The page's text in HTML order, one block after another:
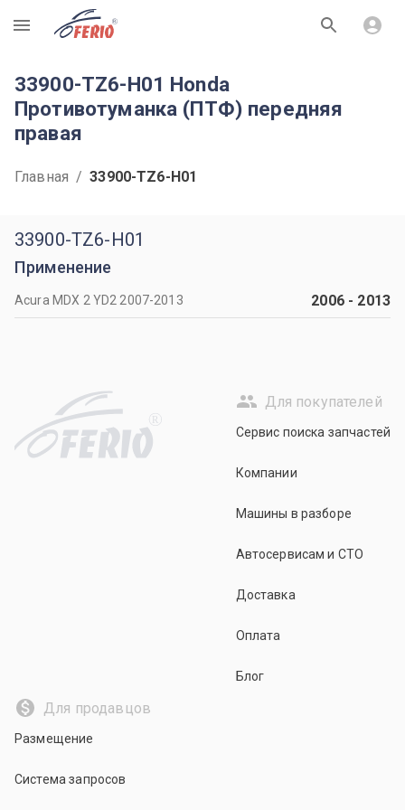
R
33900-TZ6-H01 Honda
Противотуманка (ПТФ) передняя
правая
Главная / 33900-TZ6-H01
33900-TZ6-H01
Применение
Acura MDX 2 YD2 2007-2013 2006- 2013
R
Для покупателей
Сервис поиска запчастей
Компании
Машины в разборе
Автосервисам и СТО
Доставка
Оплата
Блог
Для продавцов
Размещение
Система запросов